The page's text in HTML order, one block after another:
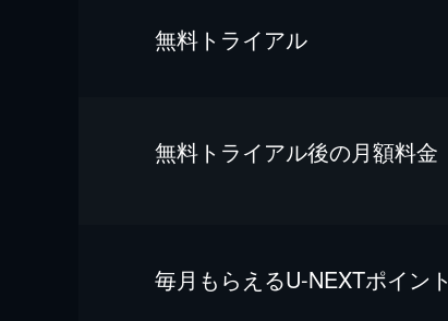
無料トライアル
無料トライアル後の⽉額料金
毎⽉もらえるU-NEXTポイント